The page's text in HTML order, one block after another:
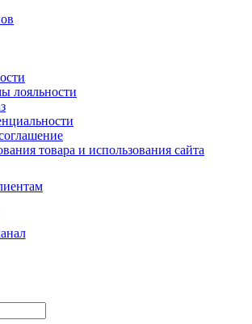
лояльности
товара и использования сайта